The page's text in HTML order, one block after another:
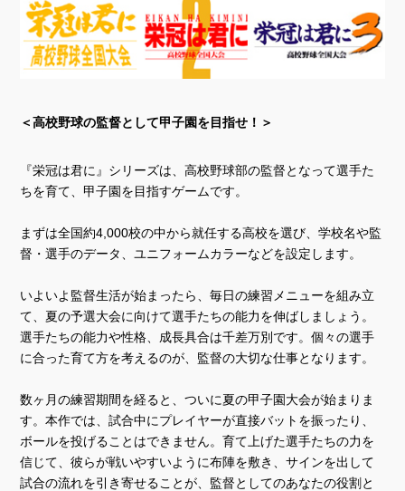
＜高校野球の監督として甲子園を目指せ！＞
『栄冠は君に』シリーズは、高校野球部の監督となって選手た
ちを育て、甲子園を目指すゲームです。
まずは全国約4,000校の中から就任する高校を選び、学校名や監
督・選手のデータ、ユニフォームカラーなどを設定します。
いよいよ監督生活が始まったら、毎日の練習メニューを組み立
て、夏の予選大会に向けて選手たちの能力を伸ばしましょう。
選手たちの能力や性格、成長具合は千差万別です。個々の選手
に合った育て方を考えるのが、監督の大切な仕事となります。
数ヶ月の練習期間を経ると、ついに夏の甲子園大会が始まりま
す。本作では、試合中にプレイヤーが直接バットを振ったり、
ボールを投げることはできません。育て上げた選手たちの力を
信じて、彼らが戦いやすいように布陣を敷き、サインを出して
試合の流れを引き寄せることが、監督としてのあなたの役割と